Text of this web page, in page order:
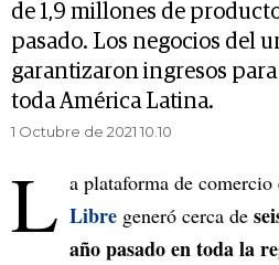
de 1,9 millones de
pasado. Los negocios del
garantizaron ingresos
toda América Latina.
1 Octubre de 2021 10.10
L a plataforma de
Libre generó cerca de
año pasado en toda la